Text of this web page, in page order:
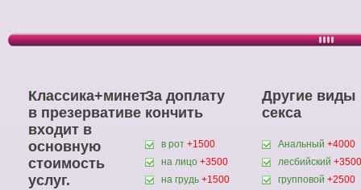
Классика+минет
в презервативе
входит в
основную
стоимость
услуг.
За доплату
кончить
в рот +1500
на лицо +3500
на грудь +1500
Другие виды
секса
Анальный +4000
лесбийский +3500
групповой +2500